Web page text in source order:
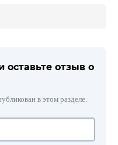
оставьте отзыв о
в этом разделе.